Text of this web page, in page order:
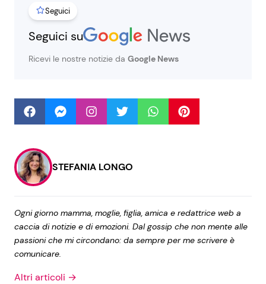
Seguici
Chi siamo
Disclaimer e Privacy
Contattaci
Pubblicità
Privacy Policy
Seguici
Seguici su
Ricevi le nostre notizie da Google News
STEFANIA LONGO
Ogni giorno mamma, moglie, figlia, amica e redattrice web a
caccia di notizie e di emozioni. Dal gossip che non mente alle
passioni che mi circondano: da sempre per me scrivere è
comunicare.
Altri articoli →